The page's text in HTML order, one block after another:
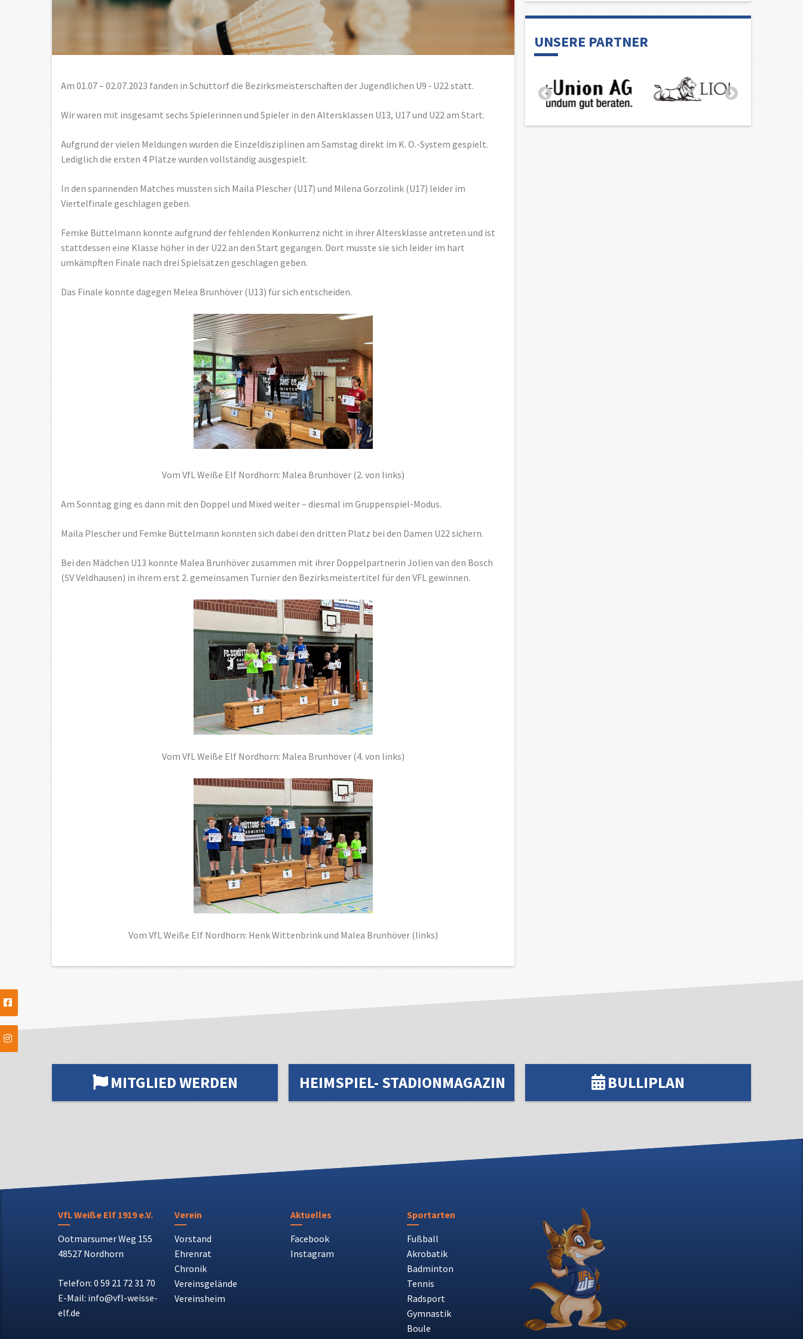
Am 01.07 – 02.07.2023 fanden in Schüttorf die Bezirksmeisterschaften der Jugendlichen U9 ‑ U22 statt.
Wir waren mit insgesamt sechs Spielerinnen und Spieler in den Altersklassen U13, U17 und U22 am Start.
Aufgrund der vielen Meldungen wurden die Einzeldisziplinen am Samstag direkt im K. O.-System gespielt.
Lediglich die ersten 4 Plätze wurden vollständig ausgespielt.
In den spannenden Matches mussten sich Maila Plescher (U17) und Milena Gorzolink (U17) leider im
Viertelfinale geschlagen geben.
Femke Büttelmann konnte aufgrund der fehlenden Konkurrenz nicht in ihrer Altersklasse antreten und ist
stattdessen eine Klasse höher in der U22 an den Start gegangen. Dort musste sie sich leider im hart
umkämpften Finale nach drei Spielsätzen geschlagen geben.
Das Finale konnte dagegen Melea Brunhöver (U13) für sich entscheiden.
Vom VfL Weiße Elf Nordhorn: Malea Brunhöver (2. von links)
Am Sonntag ging es dann mit den Doppel und Mixed weiter – diesmal im Gruppenspiel-Modus.
Maila Plescher und Femke Büttelmann konnten sich dabei den dritten Platz bei den Damen U22 sichern.
Bei den Mädchen U13 konnte Malea Brunhöver zusammen mit ihrer Doppelpartnerin Jolien van den Bosch
(SV Veldhausen) in ihrem erst 2. gemeinsamen Turnier den Bezirksmeistertitel für den VFL gewinnen.
Vom VfL Weiße Elf Nordhorn: Malea Brunhöver (4. von links)
Vom VfL Weiße Elf Nordhorn: Henk Wittenbrink und Malea Brunhöver (links)
UNSERE PARTNER
MITGLIED WERDEN HEIMSPIEL- STADIONMAGAZIN BULLIPLAN
VfL Weiße Elf 1919 e.V.
Ootmarsumer Weg 155
48527 Nordhorn
Telefon: 0 59 21 72 31 70
E-Mail: info@vfl-weisse-
elf.de
Verein
Vorstand
Ehrenrat
Chronik
Vereinsgelände
Vereinsheim
Aktuelles
Facebook
Instagram
Sportarten
Fußball
Akrobatik
Badminton
Tennis
Radsport
Gymnastik
Boule